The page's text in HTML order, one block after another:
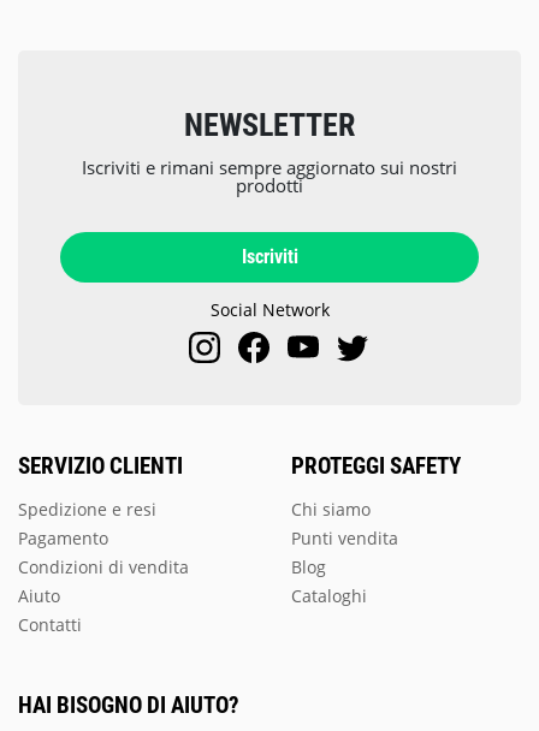
SERVIZIO CLIENTI
Spedizione e resi
Pagamento
Condizioni di vendita
Aiuto
Contatti
PROTEGGI SAFETY
Chi siamo
Punti vendita
Blog
Cataloghi
NEWSLETTER
Iscriviti e rimani sempre aggiornato sui nostri
prodotti
Iscriviti
Social Network
HAI BISOGNO DI AIUTO?